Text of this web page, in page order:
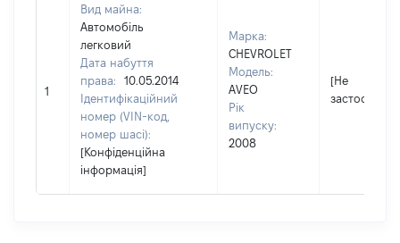
1
Вид майна:
Автомобіль
легковий
Дата набуття
права:
10.05.2014
Ідентифікаційний
номер (VIN-код,
номер шасі):
[Конфіденційна
інформація]
Марка:
CHEVROLET
Модель:
AVEO
Рік
випуску:
2008
[Не